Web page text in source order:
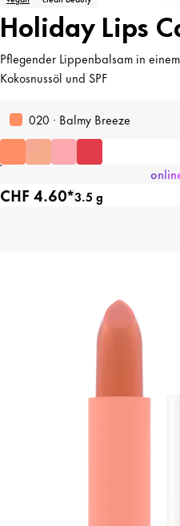
Holiday Lips
Pflegender Lippenbalsam in
Kokosnussöl und SPF
020 · Balmy Breeze
CHF 4.60*3.5 g